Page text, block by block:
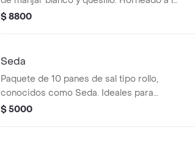
perfección. (unidad)
$ 8800
Seda
Paquete de 10 panes de sal tipo rollo,
conocidos como Seda. Ideales para
acompañar comidas o disfrutar solos.
$ 5000